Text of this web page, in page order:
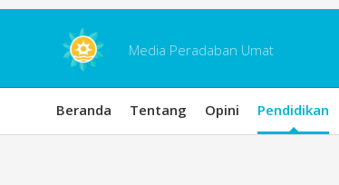
Skip
Media Peradaban Umat
Beranda Tentang Opini Pendidikan